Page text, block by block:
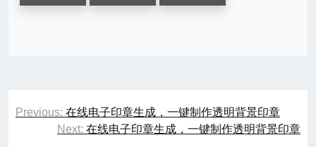
文Previous: 在线电子印章生成，一键制作透明背景印章
Next: 在线电子印章生成，一键制作透明背景印章